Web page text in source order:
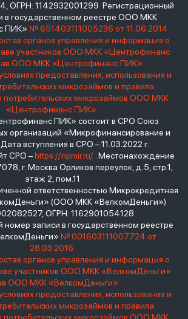
ОГРН: 1142932001299 Регистрационный
в государственном реестре ООО МКК
ПИК» № 651403111005236 от 11.06.2014
органов управления и информация о
участников ООО МКК «Центрофинанс
ООО МКК «Центрофинанс ПИК»
предоставления, использования и
микрозаймов и правила
потребительских микрозаймов ООО МКК
«Центрофинанс ПИК»
ПИК» состоит в СРО Союз
организаций «Микрофинансирование и
вступления в СРО – 11.03.2022 г.
СРО –https://npmir.ru/. Местонахождение
г. Москва Орликов переулок, д.5, стр.1,
этаж 2, пом.11
ответственностью Микрокредитная
(ООО МКК «ВелкомДеньги»)
ОГРН: 1162901054128
номер записи в государственном реестре
№ 001603111007724 от
28.03.2016
органов управления и информация о
участников ООО МКК «ВелкомДеньги»
ООО МКК «ВелкомДеньги»
предоставления, использования и
микрозаймов и правила